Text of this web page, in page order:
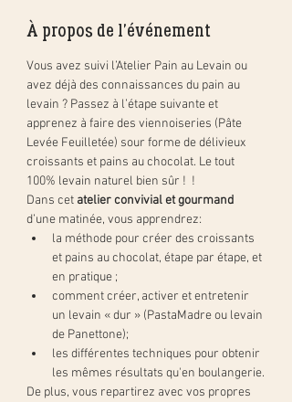
À propos de l'événement
Vous avez suivi l’Atelier Pain au Levain ou
avez déjà des connaissances du pain au
levain ? Passez à l’étape suivante et
apprenez à faire des viennoiseries (Pâte
Levée Feuilletée) sour forme de délivieux
croissants et pains au chocolat. Le tout
100% levain naturel bien sûr !  !
Dans cet atelier convivial et gourmand
d’une matinée, vous apprendrez:
la méthode pour créer des croissants
et pains au chocolat, étape par étape, et
en pratique ;
comment créer, activer et entretenir
un levain « dur » (PastaMadre ou levain
de Panettone);
les différentes techniques pour obtenir
les mêmes résultats qu'en boulangerie.
De plus, vous repartirez avec vos propres